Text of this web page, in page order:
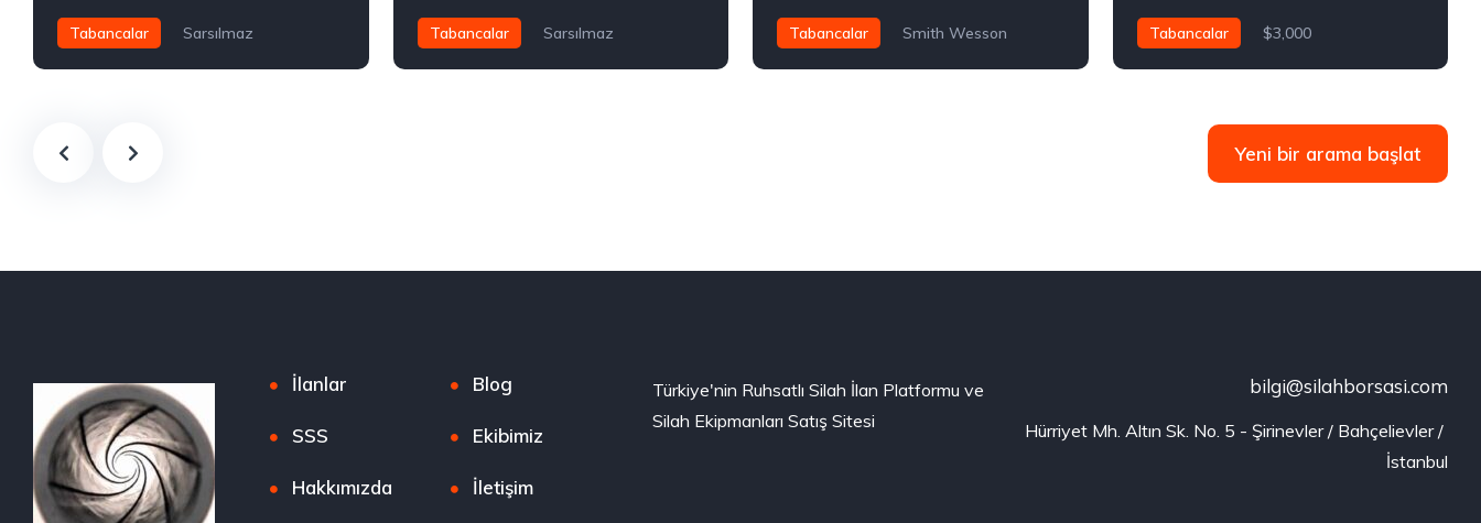
Tabancalar
Sarsılmaz
Tabancalar
Sarsılmaz
Tabancalar
Smith Wesson
Tabancalar $3,000
Yeni bir arama başlat
İlanlar Blog
SSS Ekibimiz
Hakkımızda İletişim
Türkiye'nin Ruhsatlı Silah İlan Platformu ve
Silah Ekipmanları Satış Sitesi
bilgi@silahborsasi.com
Hürriyet Mh. Altın Sk. No. 5 - Şirinevler / Bahçelievler /
İstanbul